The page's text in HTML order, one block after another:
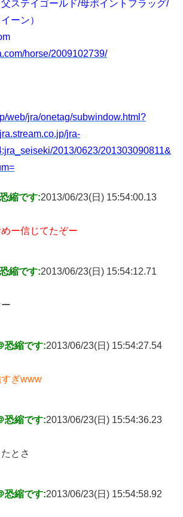
ステイゴールド/母ポイントフラッグ/
ーン）
horse/2009102739/
web/jra/onetag/subwindow.html?
jra-
2013/0623/201303090811&
縮です:2013/06/23(日) 15:54:00.13
ー信じてたぞー
縮です:2013/06/23(日) 15:54:12.71
恐縮です:2013/06/23(日) 15:54:27.54
ぎwww
恐縮です:2013/06/23(日) 15:54:36.23
とさ
恐縮です:2013/06/23(日) 15:54:58.92